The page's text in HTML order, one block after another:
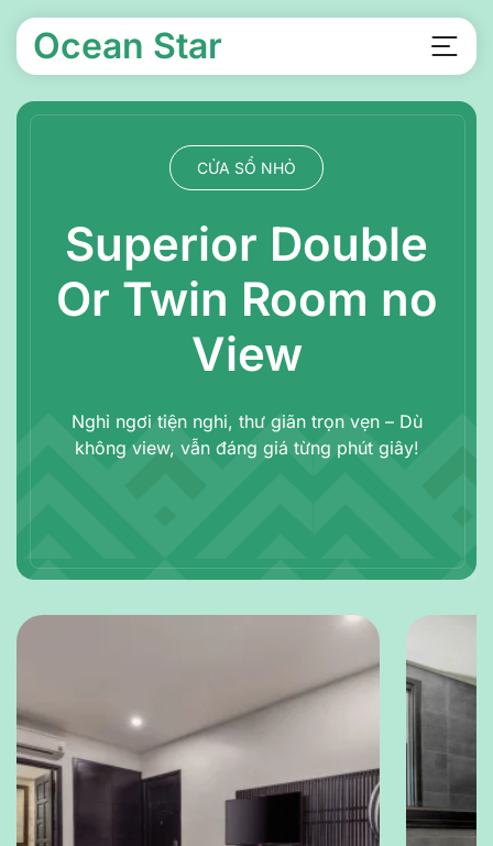
Skip to main content
Ocean Star
CỬA SỔ NHỎ
Superior Double
Or Twin Room no
View
Nghỉ ngơi tiện nghi, thư giãn trọn vẹn – Dù
không view, vẫn đáng giá từng phút giây!